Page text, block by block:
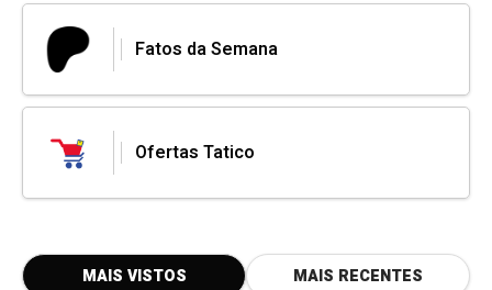
Fatos da Semana
Ofertas Tatico
MAIS VISTOS MAIS RECENTES